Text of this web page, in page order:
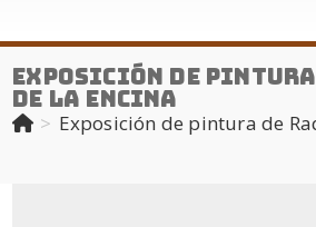
Exposición de pintura
de la Encina
> Exposición de pintura de